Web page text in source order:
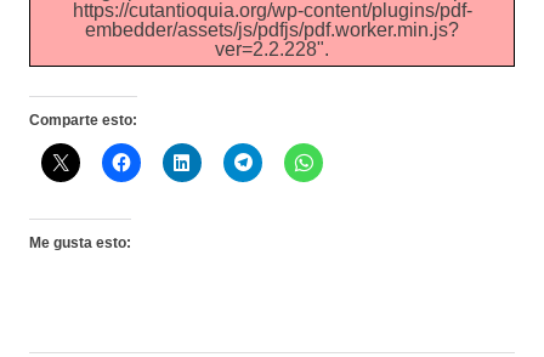
https://cutantioquia.org/wp-content/plugins/pdf-
embedder/assets/js/pdfjs/pdf.worker.min.js?
ver=2.2.228".
Comparte esto:
Me gusta esto: